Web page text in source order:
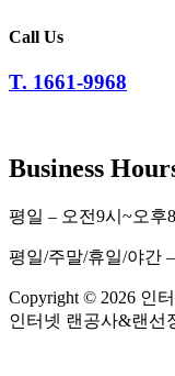
Call Us
T. 1661-9968
Business
평일 – 오전9시~오후8
평일/주말/휴일/야간
Copyright © 2026 인
인터넷 랜공사&랜선